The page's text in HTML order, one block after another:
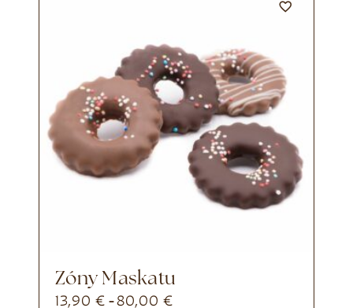
Zóny Maskatu
13,90 € -80,00€